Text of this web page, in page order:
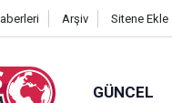
Arşiv Sitene Ekle
GÜNCEL